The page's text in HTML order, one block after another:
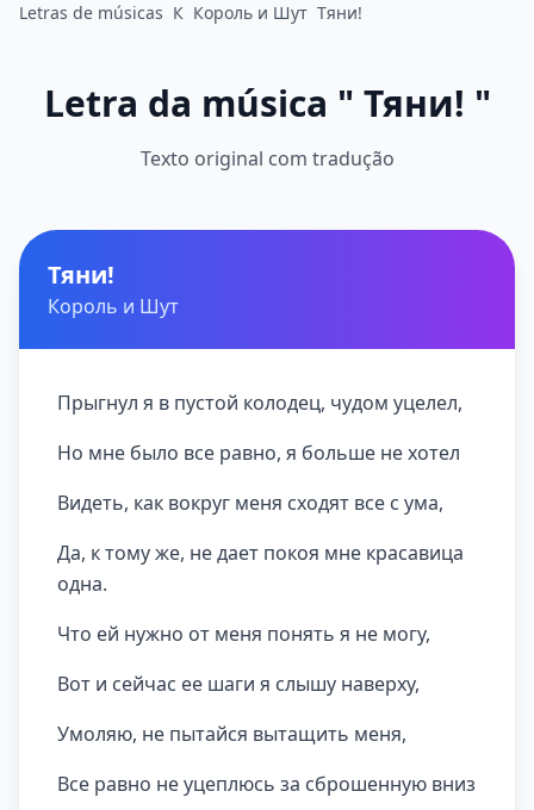
Letras de músicas К Король и Шут Тяни!
Letra da música " Тяни! "
Texto original com tradução
Тяни!
Король и Шут
Прыгнул я в пустой колодец, чудом уцелел,
Но мне было все равно, я больше не хотел
Видеть, как вокруг меня сходят все с ума,
Да, к тому же, не дает покоя мне красавица
одна.
Что ей нужно от меня понять я не могу,
Вот и сейчас ее шаги я слышу наверху,
Умоляю, не пытайся вытащить меня,
Все равно не уцеплюсь за сброшенную вниз